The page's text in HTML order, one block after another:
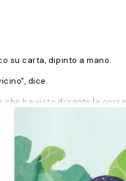
su carta, dipinto a mano.
dice.
ha visto durante la
pura. C'è sempre un po'